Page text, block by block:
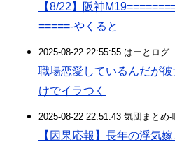
【8/22】阪神
=====-やくると
2025-08-22 22:55:55 はーとログ
職場恋愛しているんだが
けでイラつく
2025-08-22 22:51:43 気団まとめ
【因果応報】長年の浮気